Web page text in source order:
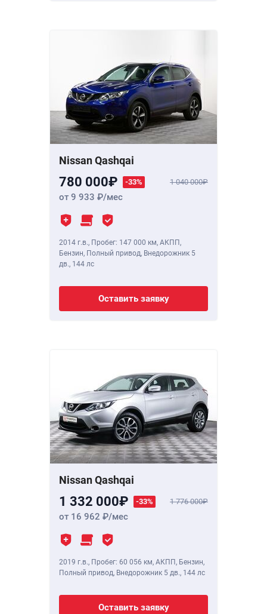
Nissan Qashqai
780 000 -33% 1 040 000
от 9 933 /мес
2014 г.в., Пробег: 147 000 км, АКПП,
Бензин, Полный привод, Внедорожник 5
дв., 144 лс
Оставить заявку
Nissan Qashqai
1 332 000 -33% 1 776 000
от 16 962 /мес
2019 г.в., Пробег: 60 056 км, АКПП, Бензин,
Полный привод, Внедорожник 5 дв., 144 лс
Оставить заявку